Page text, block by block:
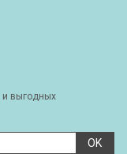
и выгодных
OK